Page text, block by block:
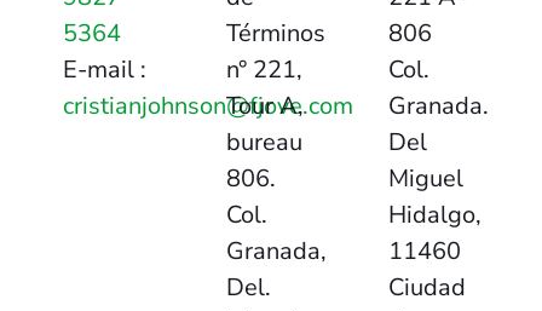
5364
E-mail :
cristianjohnson@fjove.com
Términos
n° 221,
Tour A,
bureau
806.
Col.
Granada,
Del.
806
Col.
Granada.
Del
Miguel
Hidalgo,
11460
Ciudad